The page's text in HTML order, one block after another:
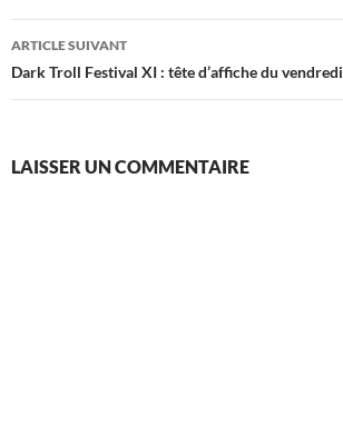
articles
ARTICLE SUIVANT
Dark Troll Festival XI : tête d’affiche du vendredi
LAISSER UN COMMENTAIRE